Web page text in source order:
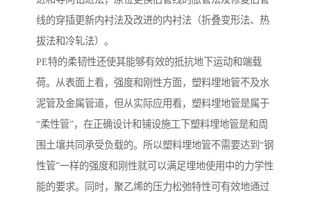
线的穿插更新内衬法及改进的内衬法（折叠变形法、热
拔法和冷轧法）。
PE特的柔韧性还使其能够有效的抵抗地下运动和端载
荷。从表面上看，强度和刚性方面，塑料埋地管不及水
泥管及金属管道，但从实际应用看，塑料埋地管是属于
“柔性管”，在正确设计和铺设施工下塑料埋地管是和周
围土壤共同承受负载的。所以塑料埋地管不需要达到“钢
性管”一样的强度和刚性就可以满足埋地使用中的力学性
能的要求。同时，聚乙烯的压力松弛特性可有效地通过